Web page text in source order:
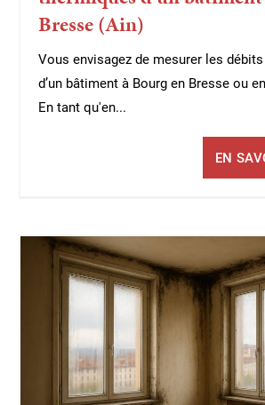
Bresse (Ain)
Vous envisagez de mesurer les débits
d’un bâtiment à Bourg en Bresse ou
En tant qu'en...
EN